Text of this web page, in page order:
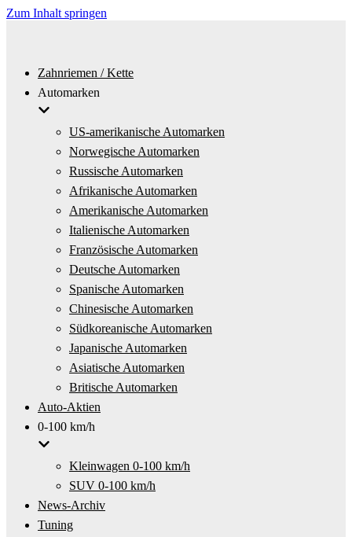
Zum Inhalt springen
Zahnriemen / Kette
Automarken
US-amerikanische Automarken
Norwegische Automarken
Russische Automarken
Afrikanische Automarken
Amerikanische Automarken
Italienische Automarken
Französische Automarken
Deutsche Automarken
Spanische Automarken
Chinesische Automarken
Südkoreanische Automarken
Japanische Automarken
Asiatische Automarken
Britische Automarken
Auto-Aktien
0-100 km/h
Kleinwagen 0-100 km/h
SUV 0-100 km/h
News-Archiv
Tuning